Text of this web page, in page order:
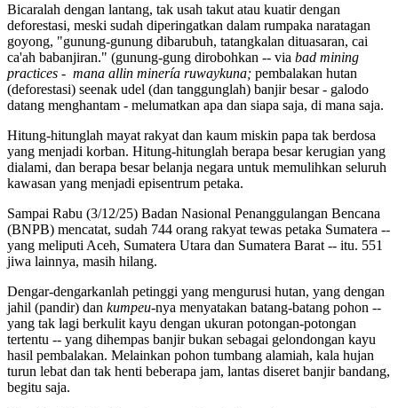
Bicaralah dengan lantang, tak usah takut atau kuatir dengan
deforestasi, meski sudah diperingatkan dalam rumpaka naratagan
goyong, "gunung-gunung dibarubuh, tatangkalan dituasaran, cai
ca'ah babanjiran." (gunung-gung dirobohkan -- via bad mining
practices - mana allin minería ruwaykuna; pembalakan hutan
(deforestasi) seenak udel (dan tanggunglah) banjir besar - galodo
datang menghantam - melumatkan apa dan siapa saja, di mana saja.
Hitung-hitunglah mayat rakyat dan kaum miskin papa tak berdosa
yang menjadi korban. Hitung-hitunglah berapa besar kerugian yang
dialami, dan berapa besar belanja negara untuk memulihkan seluruh
kawasan yang menjadi episentrum petaka.
Sampai Rabu (3/12/25) Badan Nasional Penanggulangan Bencana
(BNPB) mencatat, sudah 744 orang rakyat tewas petaka Sumatera --
yang meliputi Aceh, Sumatera Utara dan Sumatera Barat -- itu. 551
jiwa lainnya, masih hilang.
Dengar-dengarkanlah petinggi yang mengurusi hutan, yang dengan
jahil (pandir) dan kumpeu-nya menyatakan batang-batang pohon --
yang tak lagi berkulit kayu dengan ukuran potongan-potongan
tertentu -- yang dihempas banjir bukan sebagai gelondongan kayu
hasil pembalakan. Melainkan pohon tumbang alamiah, kala hujan
turun lebat dan tak henti beberapa jam, lantas diseret banjir bandang,
begitu saja.